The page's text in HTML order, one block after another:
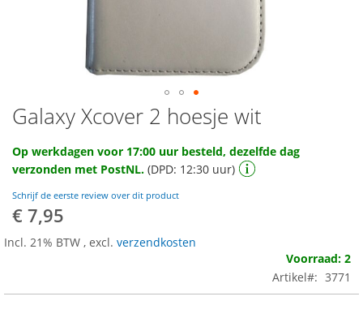
Ga
naar
het
begin
van
de
afbeeldingen-
gallerij
Galaxy Xcover 2 hoesje wit
Op werkdagen voor 17:00 uur besteld, dezelfde dag
verzonden met PostNL. (DPD: 12:30 uur)
Schrijf de eerste review over dit product
€ 7,95
Incl. 21% BTW , excl. verzendkosten
Voorraad: 2
Artikel
3771